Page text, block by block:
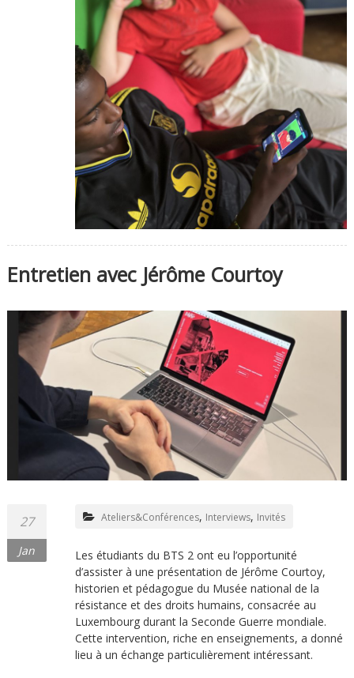
Entretien avec Jérôme Courtoy
27
Jan
Ateliers&Conférences, Interviews, Invités
Les étudiants du BTS 2 ont eu l’opportunité
d’assister à une présentation de Jérôme Courtoy,
historien et pédagogue du Musée national de la
résistance et des droits humains, consacrée au
Luxembourg durant la Seconde Guerre mondiale.
Cette intervention, riche en enseignements, a donné
lieu à un échange particulièrement intéressant.